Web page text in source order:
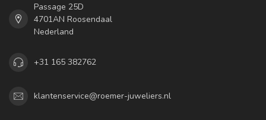
Passage 25D
4701AN Roosendaal
Nederland
+31 165 382762
klantenservice@roemer-juweliers.nl